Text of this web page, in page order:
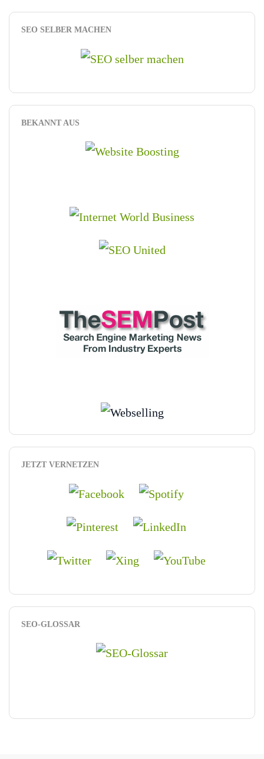
SEO SELBER MACHEN
BEKANNT AUS
JETZT VERNETZEN
SEO-GLOSSAR